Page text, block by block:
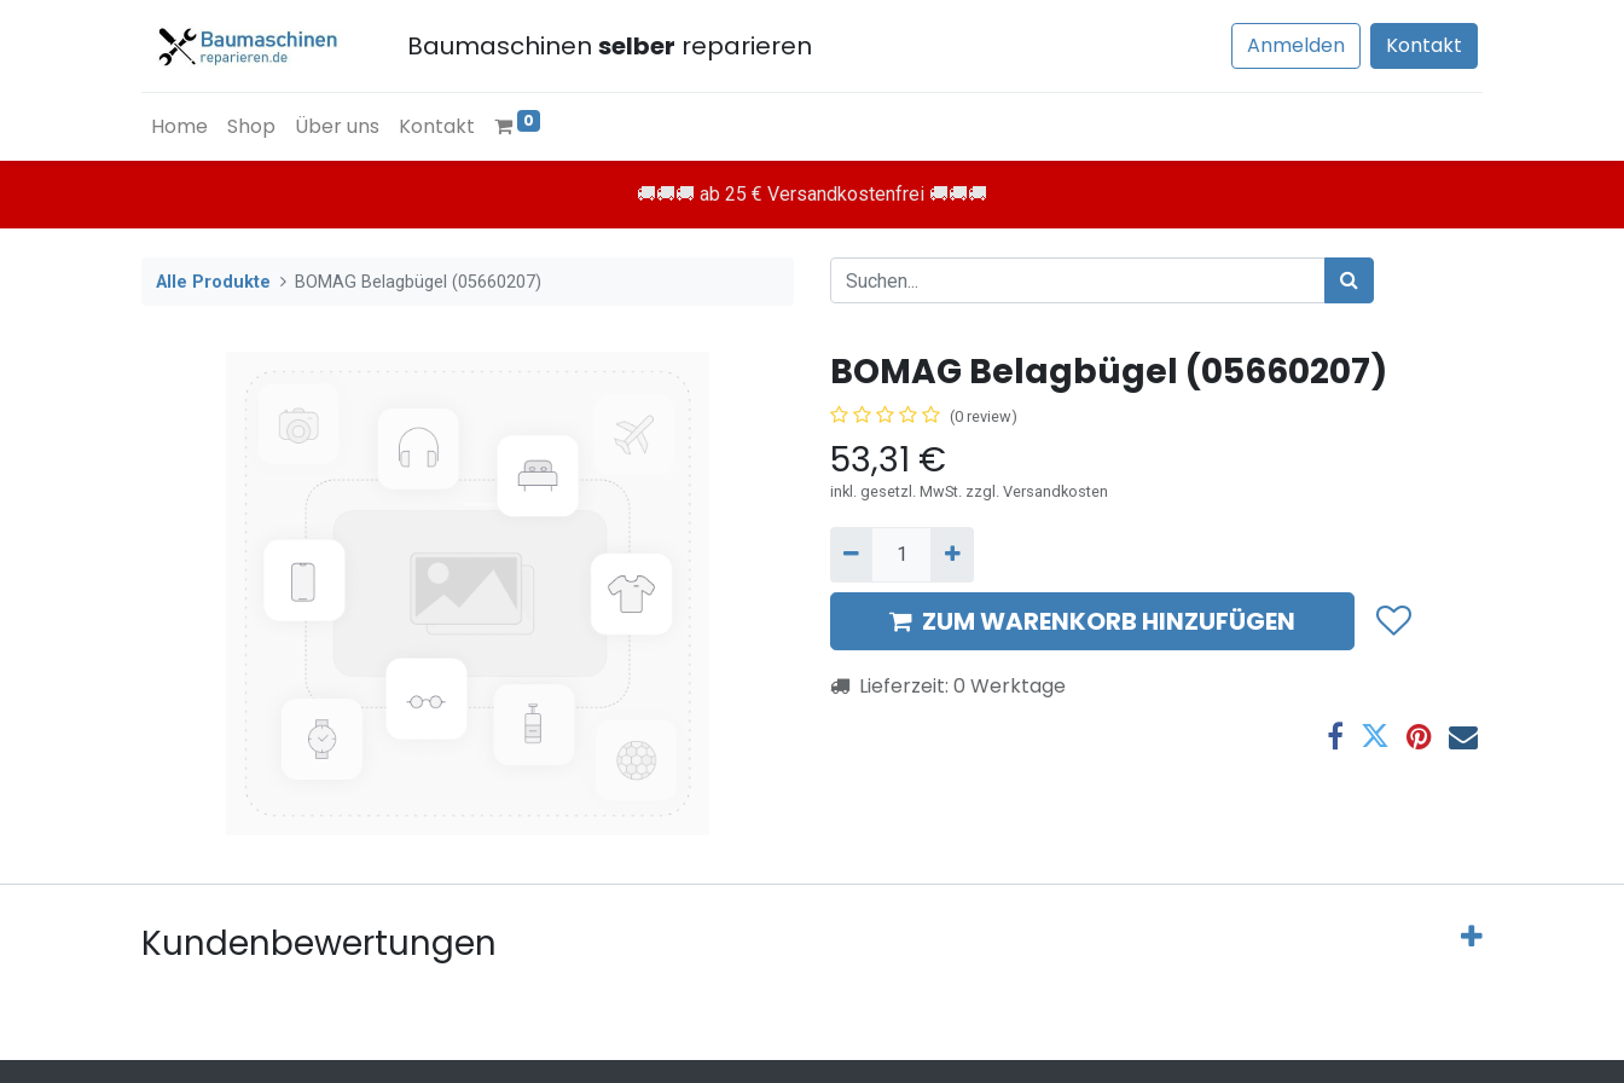
Baumaschinen selber reparieren Anmelden Kontakt
Home Shop Über uns Kontakt 0
🚚🚚🚚 ab 25 € Versandkostenfrei 🚚🚚🚚
Alle Produkte BOMAG Belagbügel (05660207)
BOMAG Belagbügel (05660207)
(0 review)
53,31 €
inkl. gesetzl. MwSt. zzgl. Versandkosten
ZUM WARENKORB HINZUFÜGEN
Lieferzeit: 0 Werktage
Kundenbewertungen